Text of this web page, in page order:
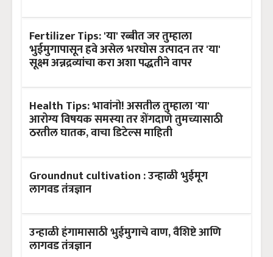
Fertilizer Tips: 'या' रब्बीत जर तुम्हाला
भुईमुगापासून हवे असेल भरघोस उत्पादन तर 'या'
सूक्ष्म अन्नद्रव्यांचा करा अशा पद्धतीने वापर
Health Tips: भावांनो! असतील तुम्हाला 'या'
आरोग्य विषयक समस्या तर शेंगदाणे तुमच्यासाठी
ठरतील घातक, वाचा डिटेल्स माहिती
Groundnut cultivation : उन्हाळी भुईमूग
लागवड तंत्रज्ञान
उन्हाळी हंगामासाठी भुईमुगाचे वाण, वैशिष्टे आणि
लागवड तंत्रज्ञान